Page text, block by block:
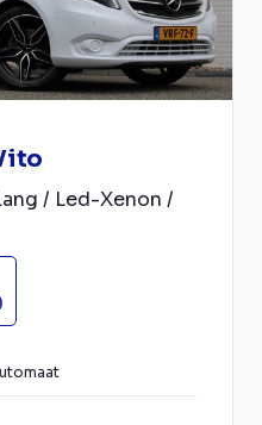
/ Led-Xenon /